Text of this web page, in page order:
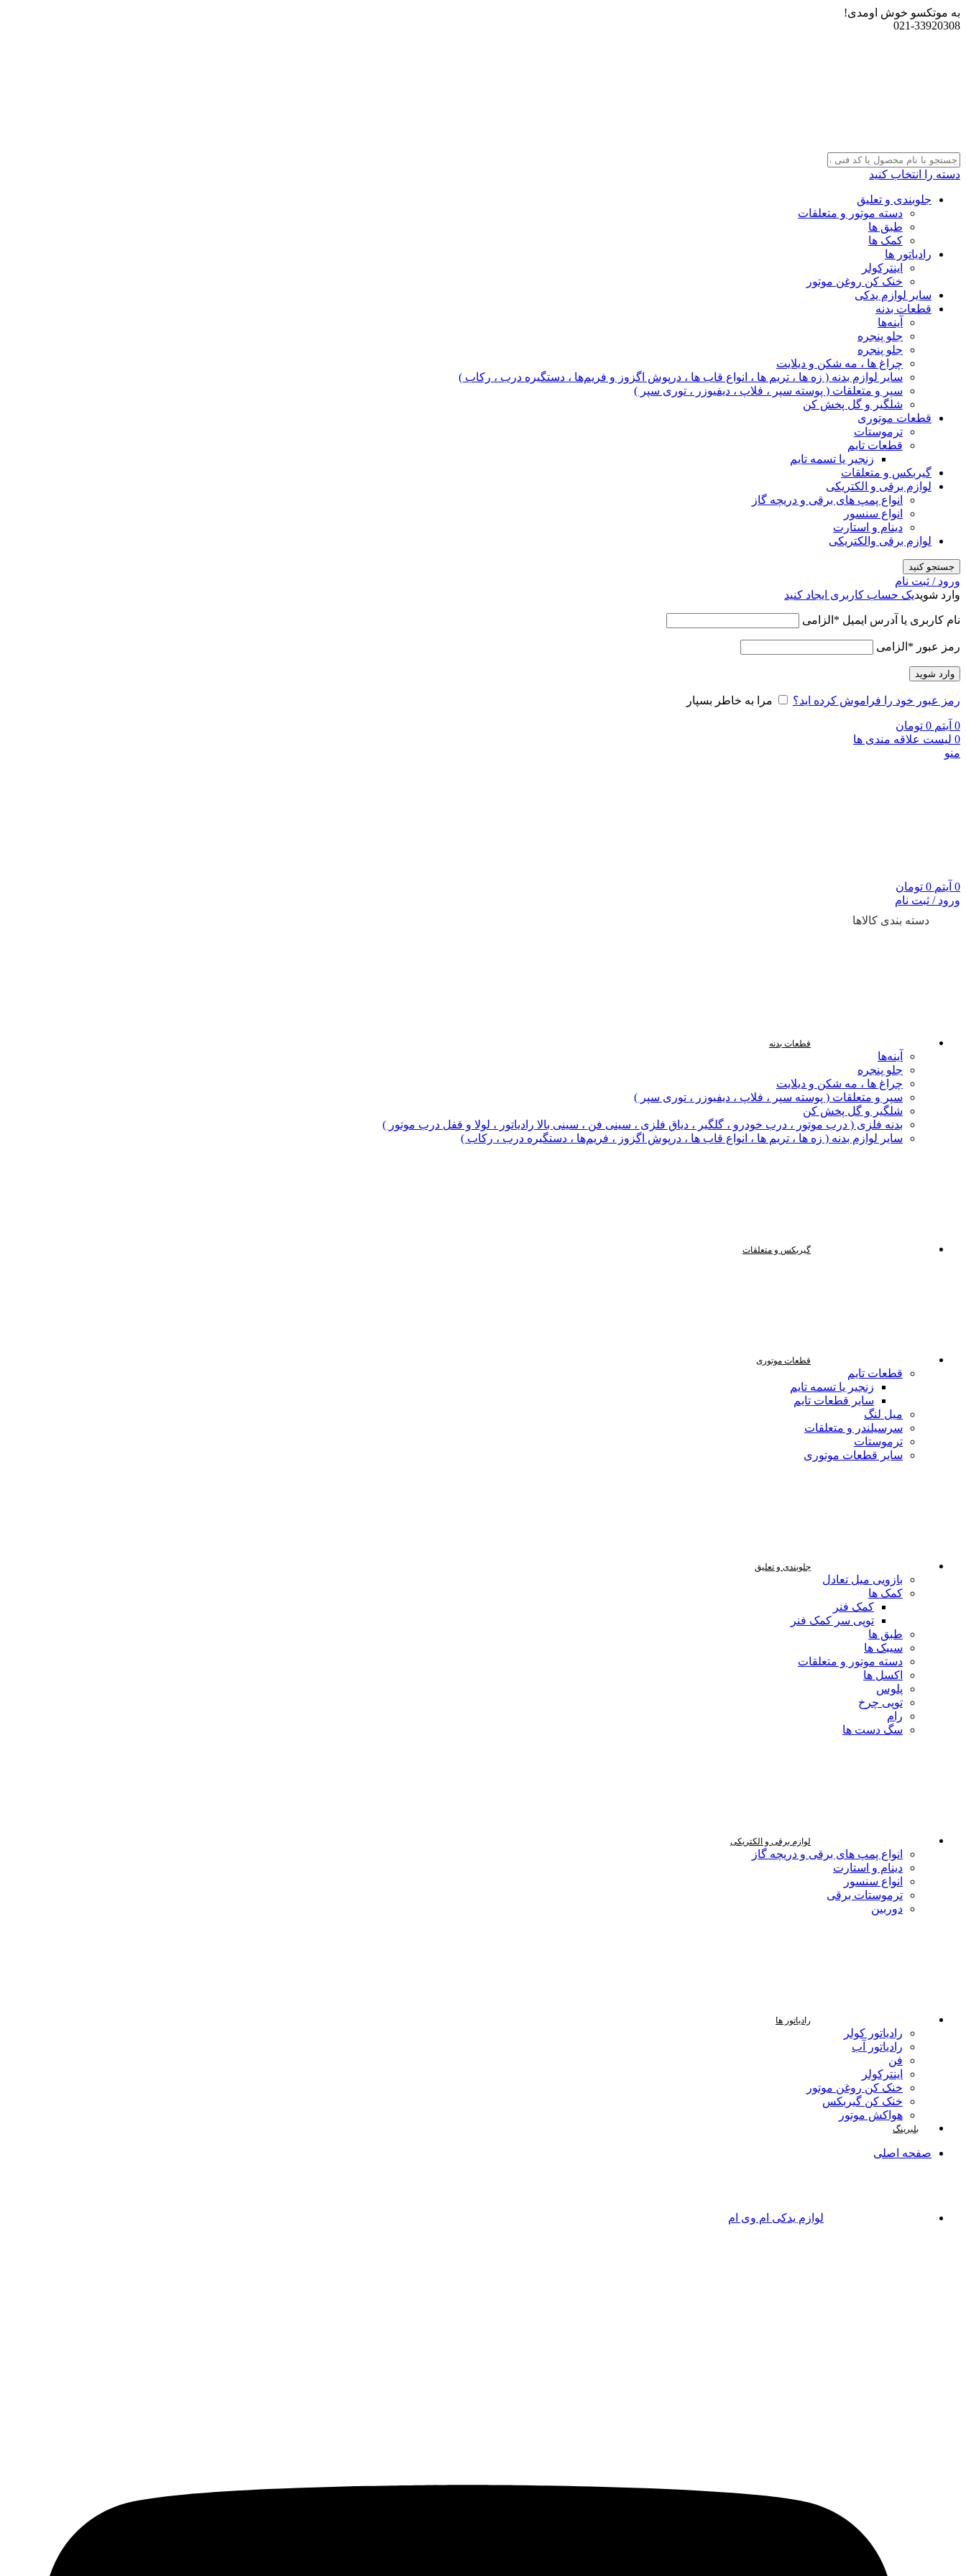
به موتکسو خوش اومدی!
021-33920308
دسته را انتخاب کنید
جلوبندی و تعلیق
دسته موتور و متعلقات
طبق ها
کمک ها
رادیاتور ها
اینترکولر
خنک کن روغن موتور
سایر لوازم یدکی
قطعات بدنه
آینه‌ها
جلو پنجره
جلو پنجره
چراغ‌ ها ، مه‌ شکن و دیلایت
سایر لوازم بدنه ( زه ها ، تریم ها ، انواع قاب ها ، درپوش اگزوز و فریم‌ها ، دستگیره درب ، رکاب )
سپر و متعلقات ( پوسته سپر ، فلاپ ، دیفیوزر ، توری سپر )
شلگیر و گل‌ پخش‌ کن
قطعات موتوری
ترموستات
قطعات تایم
زنجیر یا تسمه تایم
گیربکس و متعلقات
لوازم برقی و الکتریکی
انواع پمپ های برقی و دریچه گاز
انواع سنسور
دینام و استارت
لوازم برقی والکتریکی
جستجو کنید
ورود / ثبت نام
وارد شویدیک حساب کاربری ایجاد کنید
نام کاربری یا آدرس ایمیل * الزامی
رمز عبور * الزامی
وارد شوید
رمز عبور خود را فراموش کرده اید؟ مرا به خاطر بسپار
0 آیتم 0 تومان
0 لیست علاقه مندی ها
منو
0 آیتم 0 تومان
ورود / ثبت نام
دسته بندی کالاها
قطعات بدنه
آینه‌ها
جلو پنجره
چراغ‌ ها ، مه‌ شکن و دیلایت
سپر و متعلقات ( پوسته سپر ، فلاپ ، دیفیوزر ، توری سپر )
شلگیر و گل‌ پخش‌ کن
بدنه فلزی ( درب موتور ، درب خودرو ، گلگیر ، دیاق فلزی ، سینی فن ، سینی بالا رادیاتور ، لولا و قفل درب موتور )
سایر لوازم بدنه ( زه ها ، تریم ها ، انواع قاب ها ، درپوش اگزوز ، فریم‌ها ، دستگیره درب ، رکاب )
گیربکس و متعلقات
قطعات موتوری
قطعات تایم
زنجیر یا تسمه تایم
سایر قطعات تایم
میل لنگ
سرسیلندر و متعلقات
ترموستات
سایر قطعات موتوری
جلوبندی و تعلیق
بازویی میل تعادل
کمک ها
کمک فنر
توپی سر کمک فنر
طبق ها
سیبک ها
دسته موتور و متعلقات
اکسل ها
پلوس
توپی چرخ
رام
سگ دست ها
لوازم برقی و الکتریکی
انواع پمپ های برقی و دریچه گاز
دینام و استارت
انواع سنسور
ترموستات برقی
دوربین
رادیاتور ها
رادیاتور کولر
رادیاتور آب
فن
اینترکولر
خنک کن روغن موتور
خنک کن گیربکس
هواکش موتور
بلبرینگ
صفحه اصلی
لوازم یدکی ام وی ام